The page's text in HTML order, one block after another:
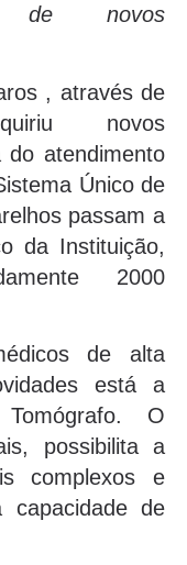
de novos
, através de
novos
do atendimento
Único de
passam a
da Instituição,
2000
de alta
está a
O
possibilita a
complexos e
de